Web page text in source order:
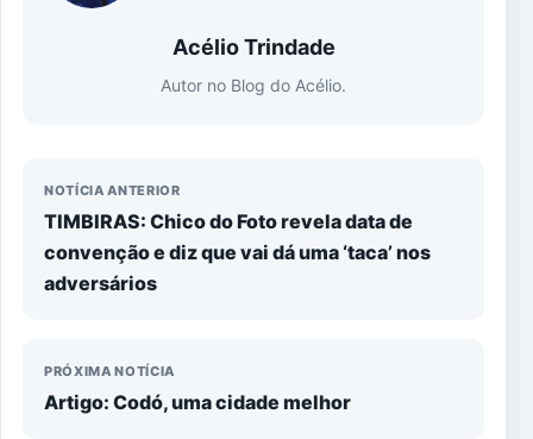
Acélio Trindade
Autor no Blog do Acélio.
NOTÍCIA ANTERIOR
TIMBIRAS: Chico do Foto revela data de
convenção e diz que vai dá uma ‘taca’ nos
adversários
PRÓXIMA NOTÍCIA
Artigo: Codó, uma cidade melhor